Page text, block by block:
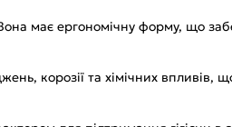
має ергономічну форму, що
корозії та хімічних впливів,